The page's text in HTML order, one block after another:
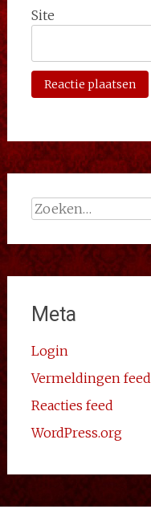
Site
Zoeken
Meta
Login
Vermeldingen feed
Reacties feed
WordPress.org